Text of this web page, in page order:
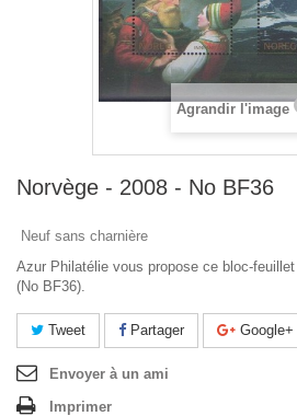
Agrandir l'image
Norvège - 2008 - No BF36
Neuf sans charnière
Azur Philatélie vous propose ce bloc-
(No BF36).
Tweet Partager Google+
Envoyer à un ami
Imprimer